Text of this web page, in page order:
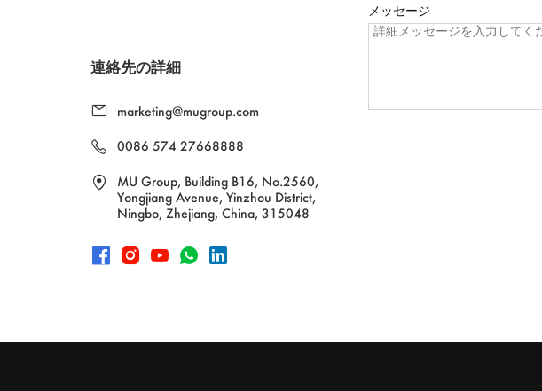
連絡先の詳細
marketing@mugroup.com
0086 574 27668888
MU Group, Building B16, No.2560,
Yongjiang Avenue, Yinzhou District,
Ningbo, Zhejiang, China, 315048
メッセージ